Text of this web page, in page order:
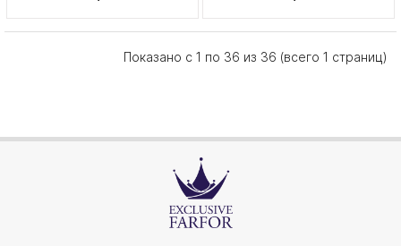
Показано с 1 по 36 из 36 (всего 1 страниц)